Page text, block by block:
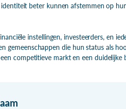
beter kunnen afstemmen op
instellingen, investeerders, en
gemeenschappen die hun status als
competitieve markt en een duidelijke